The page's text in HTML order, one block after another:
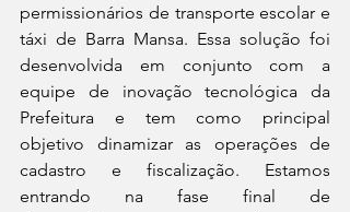
permissionários de transporte escolar e
táxi de Barra Mansa. Essa solução foi
desenvolvida em conjunto com a
equipe de inovação tecnológica da
Prefeitura e tem como principal
objetivo dinamizar as operações de
cadastro e fiscalização. Estamos
entrando na fase final de